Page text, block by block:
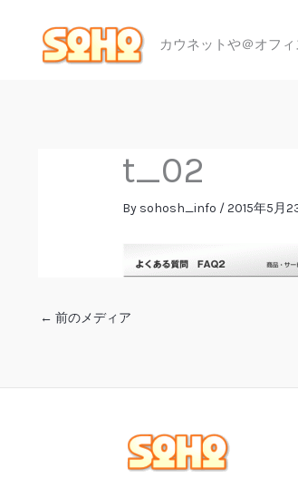
カウネットや＠オフ
t_02
By sohosh_info /2015年5月
← 前のメディア